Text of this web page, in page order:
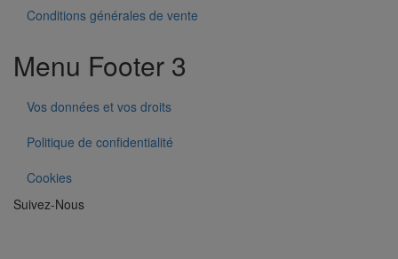
Conditions générales de vente
Menu Footer 3
Vos données et vos droits
Politique de confidentialité
Cookies
Suivez-Nous